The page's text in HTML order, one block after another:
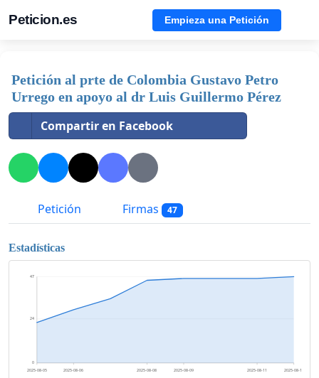
Peticion.es Empieza una Petición
Petición al prte de Colombia Gustavo Petro
Urrego en apoyo al dr Luis Guillermo Pérez
Compartir en Facebook
Petición Firmas 47
Estadísticas
0
24
47
2025-08-05 2025-08-06 2025-08-08 2025-08-09 2025-08-11 2025-08-12